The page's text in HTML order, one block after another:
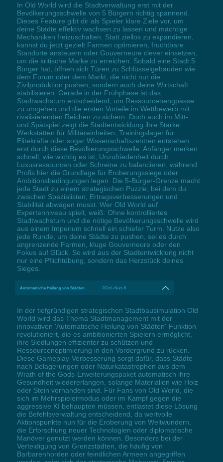
In Old World wird die Stadtverwaltung erst mit der
Bevölkerungsschwelle von 5 Bürgern richtig spannend.
Dieses Feature gibt dir als Spieler klare Ziele vor, um
deine Städte effektiv wachsen zu lassen und mächtige
Mechaniken freizuschalten. Statt ziellos zu expandieren,
kannst du jetzt gezielt Farmen optimieren, fruchtbare
Standorte ansteuern oder Gouverneure clever einsetzen,
um die kritische Marke zu erreichen. Sobald eine Stadt 5
Bürger hat, öffnen sich Türen zu Schlüsselgebäuden wie
dem Forum oder dem Markt, die nicht nur die
Zivilproduktion pushen, sondern auch deine Wirtschaft
stabilisieren. Gerade in der Frühphase ist das
Stadtwachstum entscheidend, um Ressourcenengpässe
zu umgehen und die ersten Vorteile im Wettbewerb mit
rivalisierenden Reichen zu sichern. Doch auch im Mitt-
und Spätspiel zeigt die Stadtentwicklung ihre Stärke:
Werkstätten für Militäreinheiten, Trainingslager für
Elitekräfte oder sogar Wissenschaftszentren entstehen
erst durch diese Bevölkerungsschwelle. Anfänger merken
schnell, wie wichtig es ist, Unzufriedenheit durch
Luxusressourcen oder Schreine zu balancieren, während
Profis hier die Grundlage für Eroberungssiege oder
Ambitionsbedingungen legen. Die 5-Bürger-Grenze macht
jede Stadt zu einem strategischen Puzzle, bei dem du
zwischen Spezialisten, Ertragsverbesserungen und
Stabilität abwägen musst. Wer Old World auf
Expertenniveau spielt, weiß: Ohne kontrolliertes
Stadtwachstum und die nötige Bevölkerungsschwelle wird
aus einem Imperium schnell ein schiefer Turm. Nutze also
jede Runde, um deine Städte zu pushen, sei es durch
angrenzende Farmen, kluge Gouverneure oder den
Fokus auf Glück. So wird aus der Stadtentwicklung nicht
nur eine Pflichtübung, sondern das Herzstück deines
Sieges.
Automatische Heilung von Städten RCtrl+Num 6
In der tiefgründigen strategischen Stadtbausimulation Old
World wird das Thema Stadtmanagement mit der
innovativen 'Automatische Heilung von Städten'-Funktion
revolutioniert, die es ambitionierten Spielern ermöglicht,
ihre Siedlungen effizienter zu schützen und
Ressourcenoptimierung in den Vordergrund zu rücken.
Diese Gameplay-Verbesserung sorgt dafür, dass Städte
nach Belagerungen oder Naturkatastrophen aus dem
Wrath of the Gods-Erweiterungspaket automatisch ihre
Gesundheit wiedererlangen, solange Materialien wie Holz
oder Stein vorhanden sind. Für Fans von Old World, die
sich im Mehrspielermodus oder im Kampf gegen die
aggressive KI behaupten müssen, entlastet diese Lösung
die Befehlsverwaltung entscheidend, da wertvolle
Aktionspunkte nun für die Eroberung von Weltwundern,
die Erforschung neuer Technologien oder diplomatische
Manöver genutzt werden können. Besonders bei der
Verteidigung von Grenzstädten, die häufig von
Barbarenhorden oder feindlichen Armeen angegriffen